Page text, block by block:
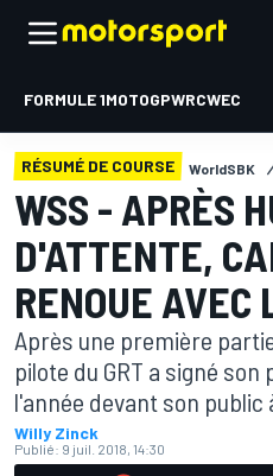
FORMULE 1MOTOGPWRCWEC
RÉSUMÉ DE COURSE WorldSBK
WSS - APRÈS
D'ATTENTE,
RENOUE AVEC
Après une première
pilote du GRT a signé
l'année devant son public
Willy Zinck
Publié: 9 juil. 2018, 14:30